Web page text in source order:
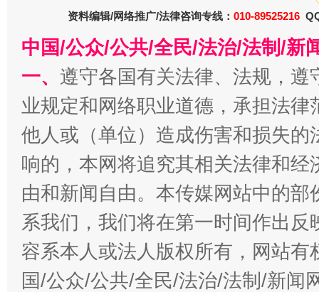
在谋一域中谋全局
今
习近平的博鳌关键词
资料编辑/网络推广/法律咨询专线： 010-89525216
中国/公众/公共/全民/法治/法制/新
一、 遵守各国有关法律、法规，
业规定和网络职业道德，承担法
他人或（单位）造成伤害和损失
响的，本网将追究其相关法律和
由和新闻自由。本传媒网站中的
系我们，我们将在第一时间作出
容系本人或法人版权所有，网站
国/公众/公共/全民/法治/法制/新闻